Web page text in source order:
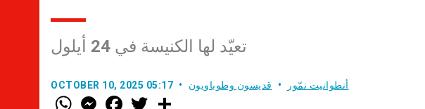
تعيّد لها الكنيسة في 24 أيلول
OCTOBER 10, 2025 05:17 أنطوانيت نمّور قديسون وطوباويون
W M F